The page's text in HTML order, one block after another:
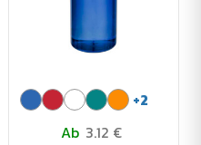
+2
Ab 3.12 €